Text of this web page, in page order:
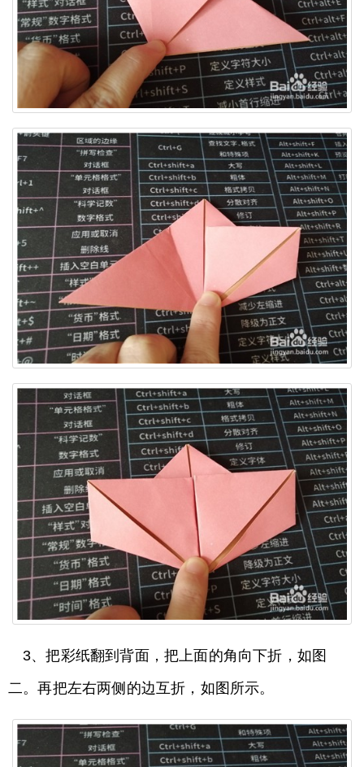
3、把彩纸翻到背面，把上面的角向下折，如图
二。再把左右两侧的边互折，如图所示。